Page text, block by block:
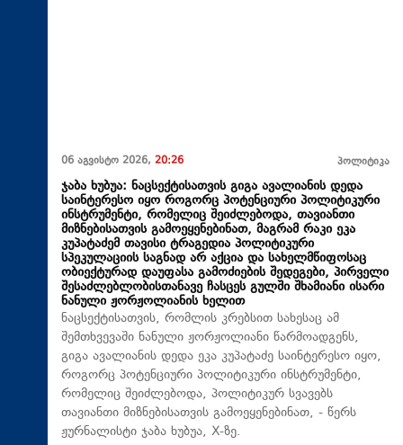
06 აგვისტო 2026, 20:26 პოლიტიკა
ჯაბა ხუბუა: ნაცსექტისათვის გიგა ავალიანის დედა
საინტერესო იყო როგორც პოტენციური პოლიტიკური
ინსტრუმენტი, რომელიც შეიძლებოდა, თავიანთი
მიზნებისათვის გამოეყენებინათ, მაგრამ რაკი ეკა
კუპატაძემ თავისი ტრაგედია პოლიტიკური
სპეკულაციის საგნად არ აქცია და სახელმწიფოსაც
ობიექტურად დაუფასა გამოძიების შედეგები, პირველი
შესაძლებლობისთანავე ჩასცეს გულში შხამიანი ისარი
ნანული ჟორჟოლიანის ხელით
ნაცსექტისათვის, რომლის კრებსით სახესაც ამ
შემთხვევაში ნანული ჟორჟოლიანი წარმოადგენს,
გიგა ავალიანის დედა ეკა კუპატაძე საინტერესო იყო,
როგორც პოტენციური პოლიტიკური ინსტრუმენტი,
რომელიც შეიძლებოდა, პოლიტიკურ სვავებს
თავიანთი მიზნებისათვის გამოეყენებინათ, - წერს
ჟურნალისტი ჯაბა ხუბუა, X-ზე.